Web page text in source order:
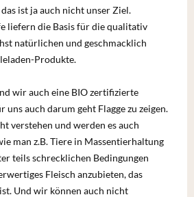
ist ja auch nicht unser Ziel.
liefern die Basis für die qualitativ
natürlichen und geschmacklich
Produkte.
wir auch eine BIO zertifizierte
uns auch darum geht Flagge zu zeigen.
verstehen und werden es auch
man z.B. Tiere in Massentierhaltung
teils schrecklichen Bedingungen
Fleisch anzubieten, das
Und wir können auch nicht